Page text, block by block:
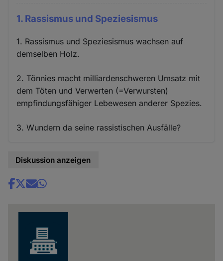
1. Rassismus und Speziesismus
1. Rassismus und Speziesismus wachsen auf
demselben Holz.
2. Tönnies macht milliardenschweren Umsatz mit
dem Töten und Verwerten (=Verwursten)
empfindungsfähiger Lebewesen anderer Spezies.
3. Wundern da seine rassistischen Ausfälle?
Diskussion anzeigen
Share